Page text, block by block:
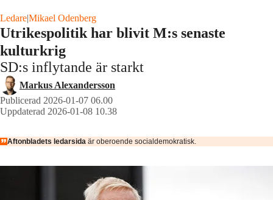
Ledare|Mikael Odenberg
Utrikespolitik har blivit M:s senaste
kulturkrig
SD:s inflytande är starkt
Markus Alexandersson
Publicerad 2026-01-07 06.00
Uppdaterad 2026-01-08 10.38
Aftonbladets ledarsida är oberoende socialdemokratisk.